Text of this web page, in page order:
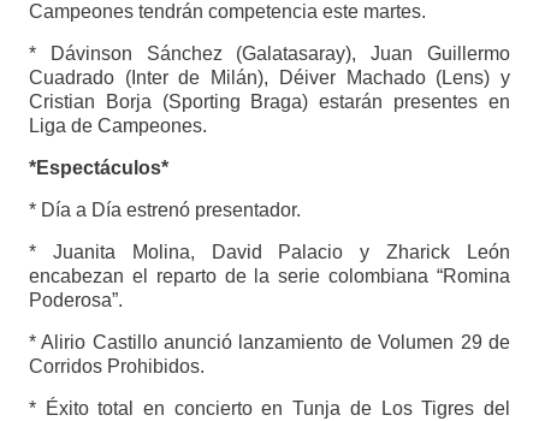
Campeones tendrán competencia este martes.
* Dávinson Sánchez (Galatasaray), Juan Guillermo
Cuadrado (Inter de Milán), Déiver Machado (Lens) y
Cristian Borja (Sporting Braga) estarán presentes en
Liga de Campeones.
*Espectáculos*
* Día a Día estrenó presentador.
* Juanita Molina, David Palacio y Zharick León
encabezan el reparto de la serie colombiana “Romina
Poderosa”.
* Alirio Castillo anunció lanzamiento de Volumen 29 de
Corridos Prohibidos.
* Éxito total en concierto en Tunja de Los Tigres del